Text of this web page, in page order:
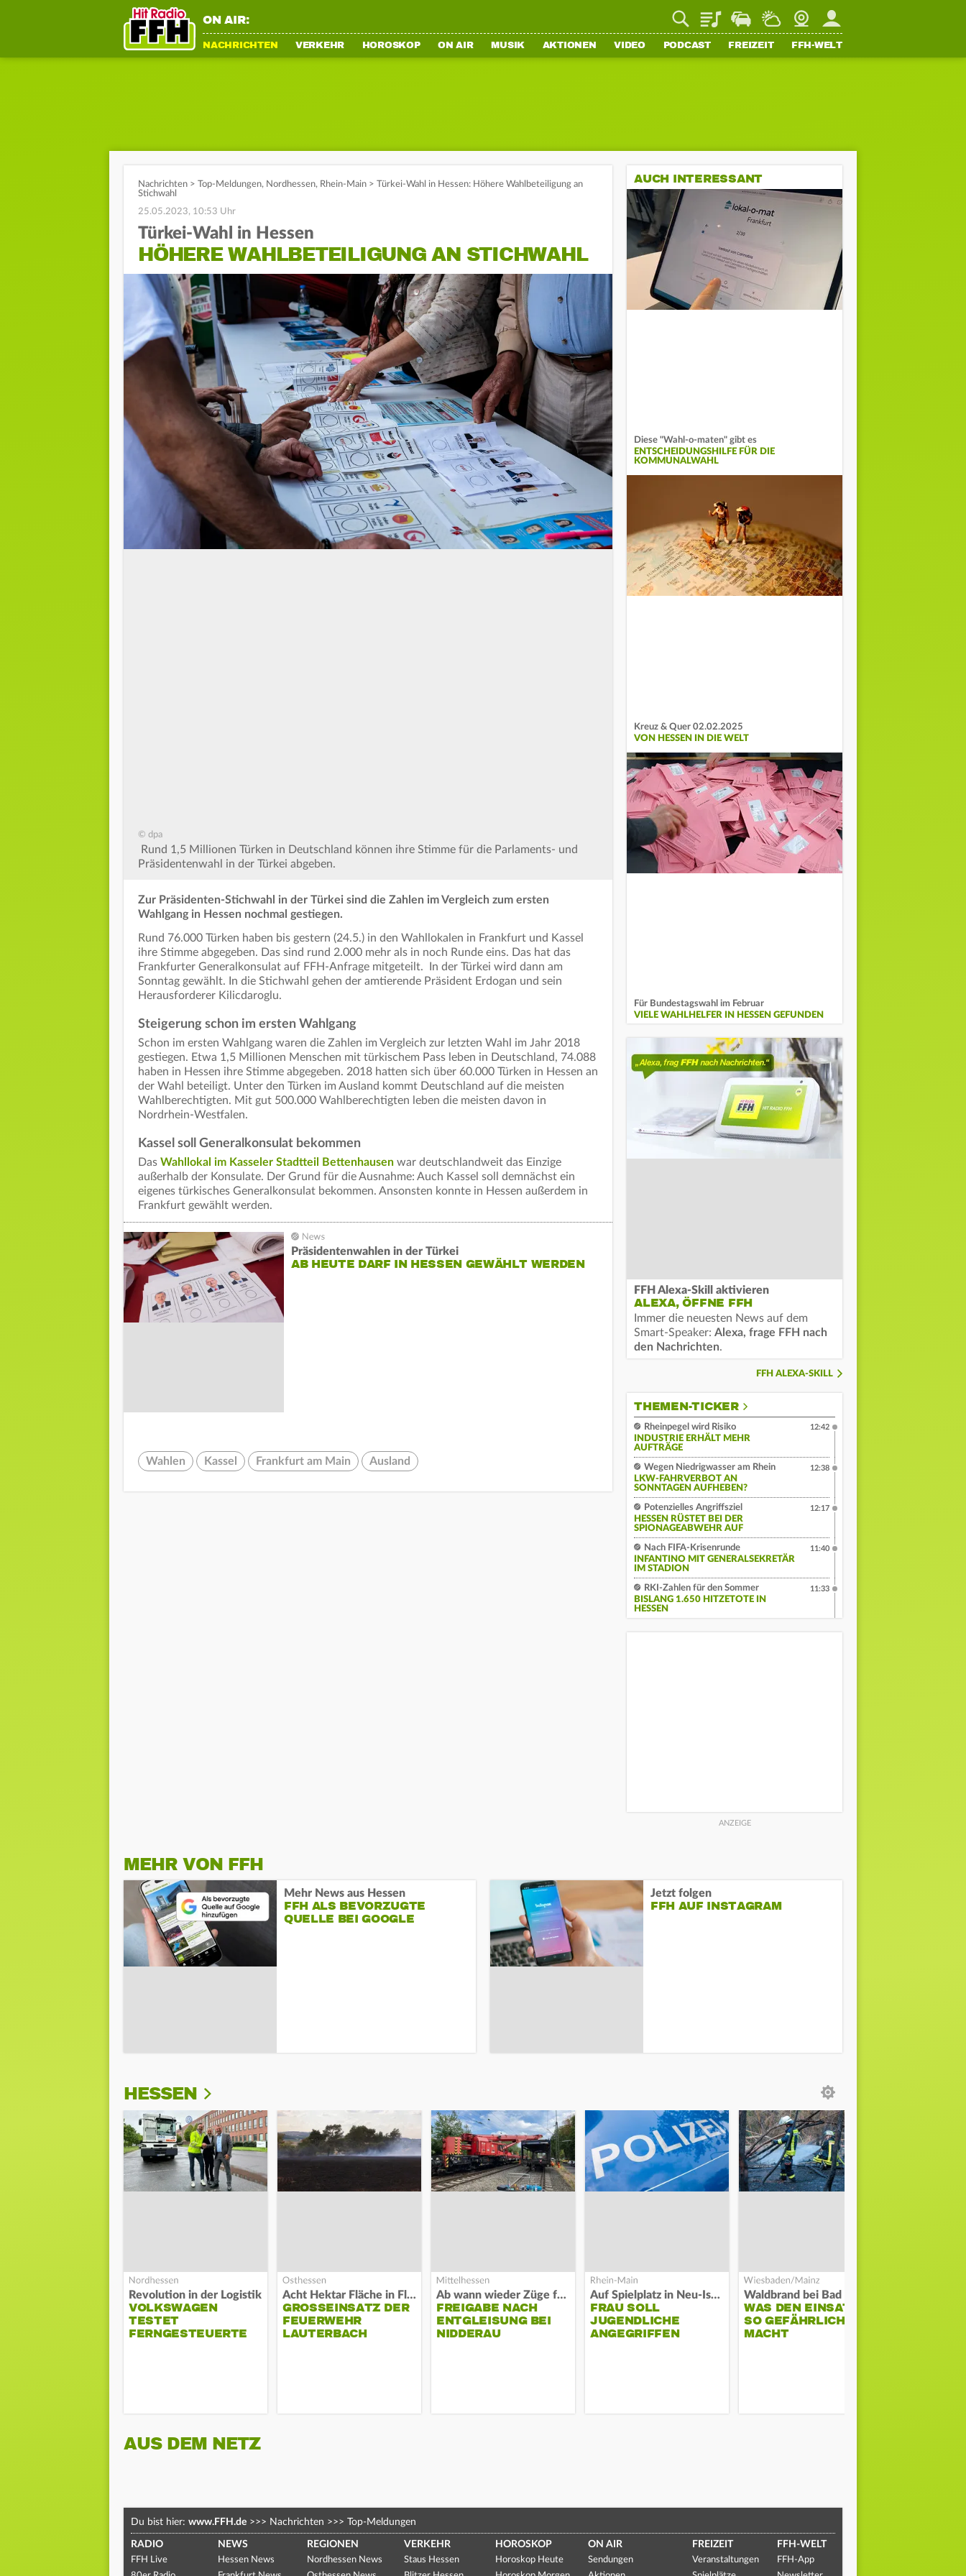
ON AIR: PlaylistStaupilotWetterWebcamMein FFH
NACHRICHTEN VERKEHR HOROSKOP ON AIR MUSIK AKTIONEN VIDEO PODCAST FREIZEIT FFH-WELT
Nachrichten > Top-Meldungen, Nordhessen, Rhein-Main > Türkei-Wahl in Hessen: Höhere Wahlbeteiligung an
Stichwahl
25.05.2023, 10:53 Uhr
Türkei-Wahl in Hessen
HÖHERE WAHLBETEILIGUNG AN STICHWAHL
© dpa
Rund 1,5 Millionen Türken in Deutschland können ihre Stimme für die Parlaments- und
Präsidentenwahl in der Türkei abgeben.
Zur Präsidenten-Stichwahl in der Türkei sind die Zahlen im Vergleich zum ersten
Wahlgang in Hessen nochmal gestiegen.
Rund 76.000 Türken haben bis gestern (24.5.) in den Wahllokalen in Frankfurt und Kassel
ihre Stimme abgegeben. Das sind rund 2.000 mehr als in noch Runde eins. Das hat das
Frankfurter Generalkonsulat auf FFH-Anfrage mitgeteilt. In der Türkei wird dann am
Sonntag gewählt. In die Stichwahl gehen der amtierende Präsident Erdogan und sein
Herausforderer Kilicdaroglu.
Steigerung schon im ersten Wahlgang
Schon im ersten Wahlgang waren die Zahlen im Vergleich zur letzten Wahl im Jahr 2018
gestiegen. Etwa 1,5 Millionen Menschen mit türkischem Pass leben in Deutschland, 74.088
haben in Hessen ihre Stimme abgegeben. 2018 hatten sich über 60.000 Türken in Hessen an
der Wahl beteiligt. Unter den Türken im Ausland kommt Deutschland auf die meisten
Wahlberechtigten. Mit gut 500.000 Wahlberechtigten leben die meisten davon in
Nordrhein-Westfalen.
Kassel soll Generalkonsulat bekommen
Das Wahllokal im Kasseler Stadtteil Bettenhausen war deutschlandweit das Einzige
außerhalb der Konsulate. Der Grund für die Ausnahme: Auch Kassel soll demnächst ein
eigenes türkisches Generalkonsulat bekommen. Ansonsten konnte in Hessen außerdem in
Frankfurt gewählt werden.
Präsidentenwahlen in der Türkei
AB HEUTE DARF IN HESSEN GEWÄHLT WERDEN
Wahlen Kassel Frankfurt am Main Ausland
AUCH INTERESSANT
Diese "Wahl-o-maten" gibt es
ENTSCHEIDUNGSHILFE FÜR DIE
KOMMUNALWAHL
Kreuz & Quer 02.02.2025
VON HESSEN IN DIE WELT
Für Bundestagswahl im Februar
VIELE WAHLHELFER IN HESSEN GEFUNDEN
FFH Alexa-Skill aktivieren
ALEXA, ÖFFNE FFH
Immer die neuesten News auf dem
Smart-Speaker: Alexa, frage FFH nach
den Nachrichten.
FFH ALEXA-SKILL
THEMEN-TICKER
Rheinpegel wird Risiko
INDUSTRIE ERHÄLT MEHR
AUFTRÄGE
12:42
Wegen Niedrigwasser am Rhein
LKW-FAHRVERBOT AN
SONNTAGEN AUFHEBEN?
12:38
Potenzielles Angriffsziel
HESSEN RÜSTET BEI DER
SPIONAGEABWEHR AUF
12:17
Nach FIFA-Krisenrunde
INFANTINO MIT GENERALSEKRETÄR
IM STADION
11:40
RKI-Zahlen für den Sommer
BISLANG 1.650 HITZETOTE IN
HESSEN
11:33
MEHR VON FFH
Mehr News aus Hessen
FFH ALS BEVORZUGTE
QUELLE BEI GOOGLE
Jetzt folgen
FFH AUF INSTAGRAM
HESSEN
Revolution in der Logistik
VOLKSWAGEN
TESTET
FERNGESTEUERTE
Acht Hektar Fläche in Flammen
GROSSEINSATZ DER F
EUERWEHR L
AUTERBACH
Ab wann wieder Züge fahren
FREIGABE NACH
ENTGLEISUNG BEI
NIDDERAU
Auf Spielplatz in Neu-Isenburg
FRAU SOLL
JUGENDLICHE
ANGEGRIFFEN
WAS DEN EINSATZ
SO GEFÄHRLICH
MACHT
AUS DEM NETZ
Du bist hier: www.FFH.de >>> Nachrichten >>> Top-Meldungen
RADIO
FFH Live
NEWS
Hessen News
REGIONEN
Nordhessen News
VERKEHR
Staus Hessen
HOROSKOP
Horoskop Heute
ON AIR
Sendungen
FREIZEIT
Veranstaltungen
FFH-WELT
FFH-App